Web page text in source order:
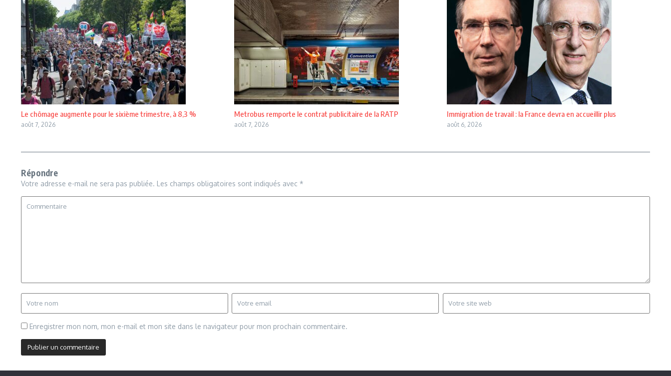
Le chômage augmente pour le sixième trimestre, à 8,3 %
août 7, 2026
Metrobus remporte le contrat publicitaire de la RATP
août 7, 2026
Immigration de travail : la France devra en accueillir plus
août 6, 2026
Répondre
Votre adresse e-mail ne sera pas publiée. Les champs obligatoires sont indiqués avec *
Enregistrer mon nom, mon e-mail et mon site dans le navigateur pour mon prochain commentaire.